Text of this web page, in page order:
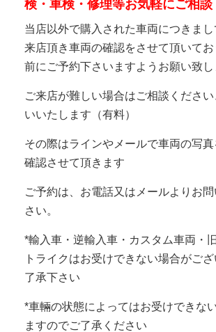
検・車検・修理等お気軽にご相談
当店以外で購入された車両につきま
来店頂き車両の確認をさせて頂いて
前にご予約下さいますようお願い致し
ご来店が難しい場合はご相談くださ
いいたします（有料）
その際はラインやメールで車両の写真
確認させて頂きます
ご予約は、お電話又はメールよりお
さい。
*輸入車・逆輸入車・カスタム車両・
トライクはお受けできない場合がご
了承下さい
*車輛の状態によってはお受けできな
ますのでご了承ください